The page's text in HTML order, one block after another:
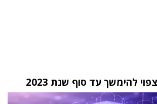
להימשך עד סוף שנת 2023